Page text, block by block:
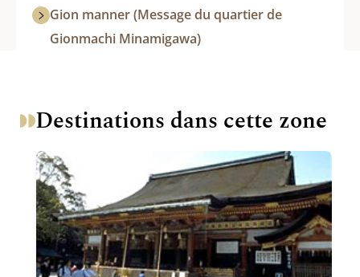
Gion manner (Message du quartier de
Gionmachi Minamigawa)
Destinations dans cette zone